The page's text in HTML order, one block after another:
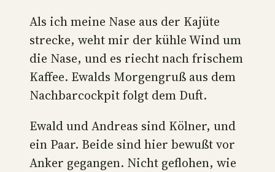
Als ich meine Nase aus der Kajüte
strecke, weht mir der kühle Wind um
die Nase, und es riecht nach frischem
Kaffee. Ewalds Morgengruß aus dem
Nachbarcockpit folgt dem Duft.
Ewald und Andreas sind Kölner, und
ein Paar. Beide sind hier bewußt vor
Anker gegangen. Nicht geflohen, wie